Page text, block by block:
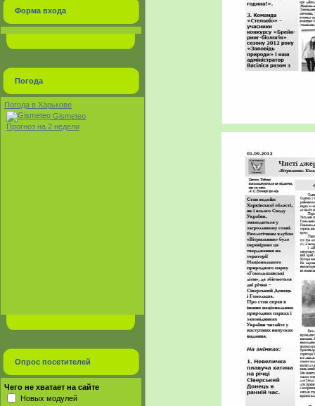
Форма входа
Погода
Погода в Харькове
Gismeteo
Прогноз на 2 недели
Опрос посетителей
Чего не хватает на сайте
Новых модулей